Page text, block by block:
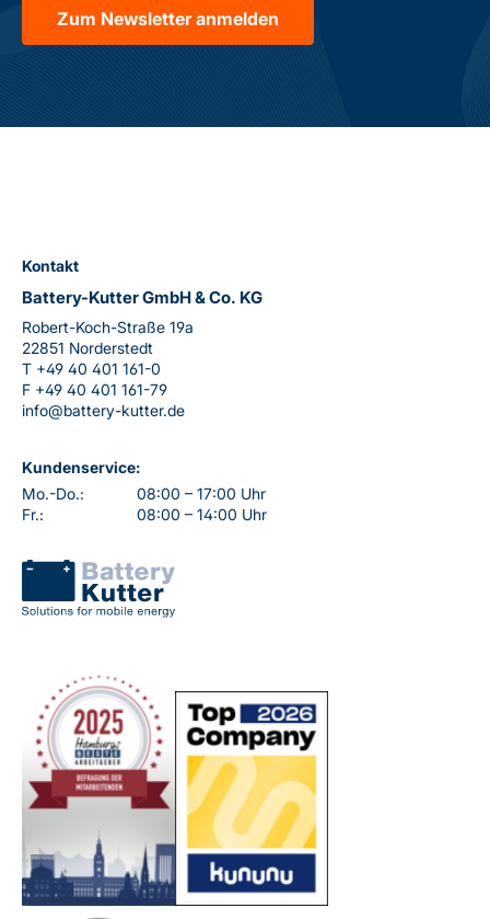
Zum Newsletter anmelden
Kontakt
Battery-Kutter GmbH & Co. KG
Robert-Koch-Straße 19a
22851 Norderstedt
T +49 40 401 161-0
F +49 40 401 161-79
info@battery-kutter.de
Kundenservice:
Mo.-Do.:
08:00 – 17:00 Uhr
Fr.:
08:00 – 14:00 Uhr